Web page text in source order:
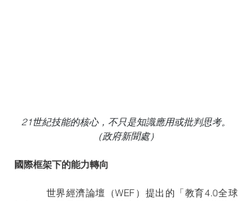
21世紀技能的核心，不只是知識應用或批判思考。
（政府新聞處）
國際框架下的能力轉向